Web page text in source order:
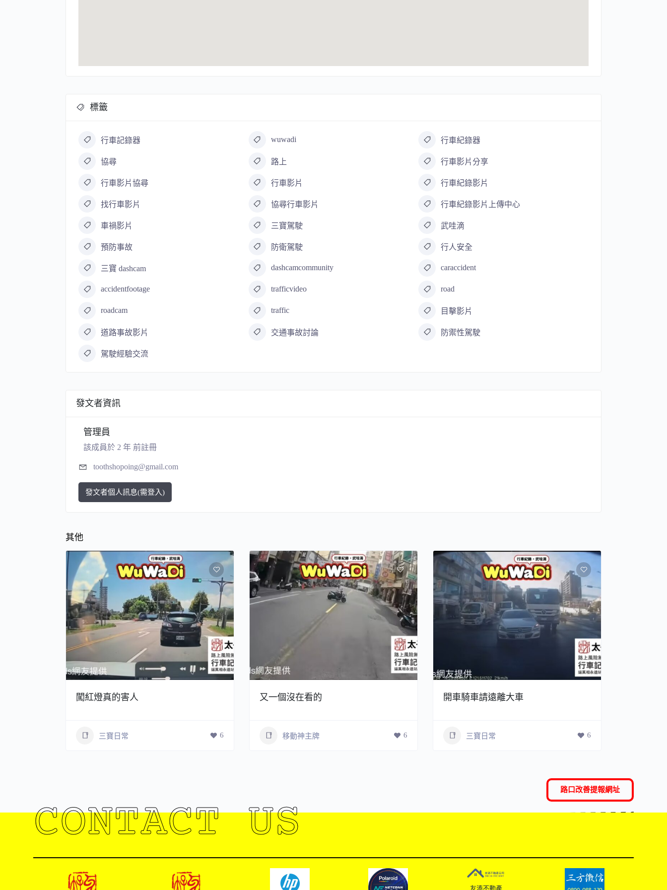
標籤
行車記錄器 wuwadi 行車紀錄器
協尋 路上 行車影片分享
行車影片協尋 行車影片 行車紀錄影片
找行車影片 協尋行車影片 行車紀錄影片上傳中心
車禍影片 三寶駕駛 武哇滴
預防事故 防衛駕駛 行人安全
三寶 dashcam dashcamcommunity caraccident
accidentfootage trafficvideo road
roadcam traffic 目擊影片
道路事故影片 交通事故討論 防禦性駕駛
駕駛經驗交流
發文者資訊
管理員
該成員於 2 年 前註冊
toothshopoing@gmail.com
發文者個人訊息(需登入)
其他
闖紅燈真的害人
三寶日常 6
又一個沒在看的
移動神主牌 6
開車騎車請遠離大車
三寶日常 6
路口改善提報網址
CONTACT US
友溙不動產